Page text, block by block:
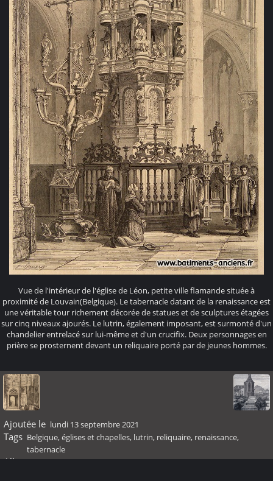
Vue de l'intérieur de l'église de Léon, petite ville flamande située à
proximité de Louvain(Belgique). Le tabernacle datant de la renaissance est
une véritable tour richement décorée de statues et de sculptures étagées
sur cinq niveaux ajourés. Le lutrin, également imposant, est surmonté d'un
chandelier entrelacé sur lui-même et d'un crucifix. Deux personnages en
prière se prosternent devant un reliquaire porté par de jeunes hommes.
Ajoutée le lundi 13 septembre 2021
Tags Belgique,églises et chapelles, lutrin, reliquaire, renaissance,
tabernacle
Albums Renaissance